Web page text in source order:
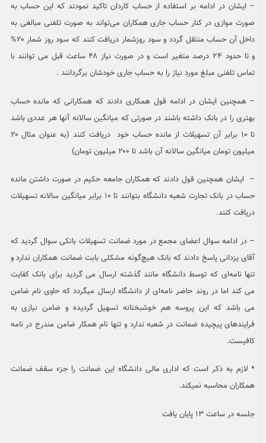
– ایشان در ادامه بر استفاده از حساب کاردان تاکید نمودند که این حساب به
صورت موازی در کنار حساب جاری همکاران می‌تواند به صورت تلفنی مبالغی به
داخل آن حساب منتقل گردد و سود روزشمار دریافت کنند که سود روز شمار ۲۰%
و تا حدود ۲۴ درصد متغیر است و در صورت نیاز ۴۸ ساعت قبل می توانند با
تماس تلفنی مبلغ مورد نیاز را به حساب جاری خودشان برگردانند .
– همچنین ایشان در ادامه قول همکاری دادند که همکارانی که مانده حساب
بهتری را در بانک داشته باشند در صورتی که میانگین سالانه آنها هر عددی باشد
تا ۱۰ برابر آن تسهیلات از مانده حساب خود دریافت کنند (به عنوان مثال ۲۰
میلیون تومان میانگین سالانه آن باشد تا ۲۰۰ میلیون تومان)
– ایشان همچنین قول دادند که همکاران جامعه حکیم در صورت داشتن مانده
حساب در بانک تجارت شعبه دانشگاه بتوانند تا ۱۰ برابر میانگین سالانه تسهیلات
دریافت کنند.
– در ادامه سوال اعضای مجمع در مورد ضمانت تسهیلات بانکی سوال گردید که
آقای یزدانی پاسخ دادند که بانک هیچ‌گونه مشکلی بابت ضمانت همکاران ندارد و
تنها نامه‌ای که توسط دانشگاه مانند گذشته ارسال می گردید برای بانک کفایت
می کند اما در روند حاضر نامه‌ای از دانشگاه ارسال میگردد که حاوی نام ضامن
می باشد که این پروسه هم خوشبختانه تسهیل گردیده و ضامن نیازی به
فرایندهای پیچیده ضمانت در شعبه ندارد و تنها نام همکار ضامن مندرج در نامه
کافیست.
* لازم به ذکر است که اداری مالی دانشگاه این ضمانت را جزء سقف ضمانت
همکاران محاسبه نمیکند.
جلسه در ساعت ۱۳ پایان یافت